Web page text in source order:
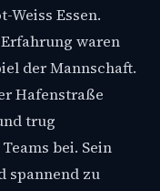
Weiss Essen.
waren
der Mannschaft.
Hafenstraße
trug
bei. Sein
spannend zu